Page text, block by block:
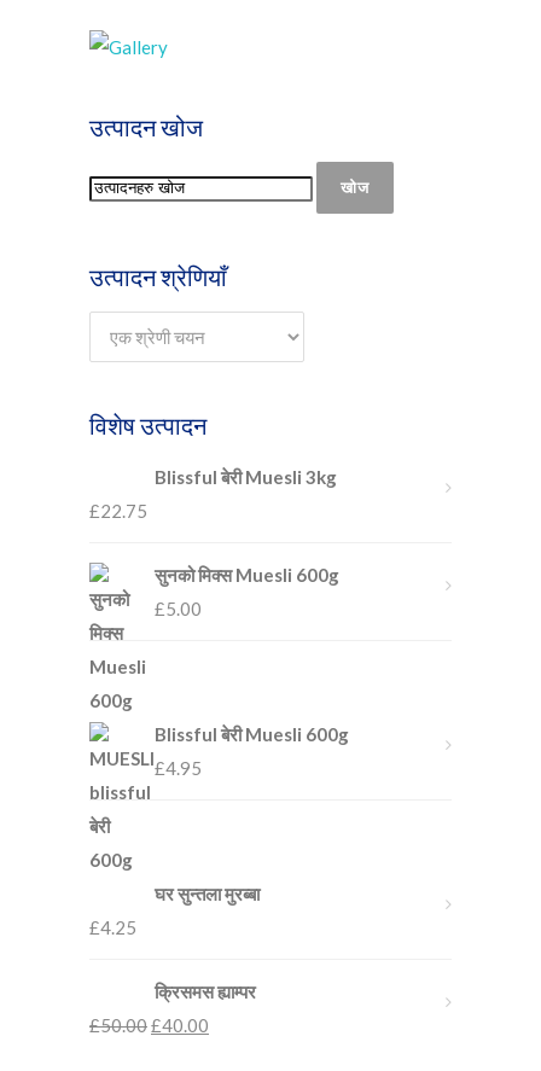
उत्पादन खोज
खोज
उत्पादन श्रेणियाँ
विशेष उत्पादन
Blissful बेरी Muesli 3kg
£22.75
सुनको मिक्स Muesli 600g
£5.00
Blissful बेरी Muesli 600g
£4.95
घर सुन्तला मुरब्बा
£4.25
क्रिसमस ह्याम्पर
£50.00£40.00